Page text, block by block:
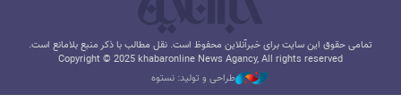
تمامی حقوق این سایت برای خبرآنلاین محفوظ است. نقل مطالب با ذکر منبع بلامانع است.
Copyright © 2025 khabaronline News Agancy, All rights reserved
طراحی و تولید: نستوه